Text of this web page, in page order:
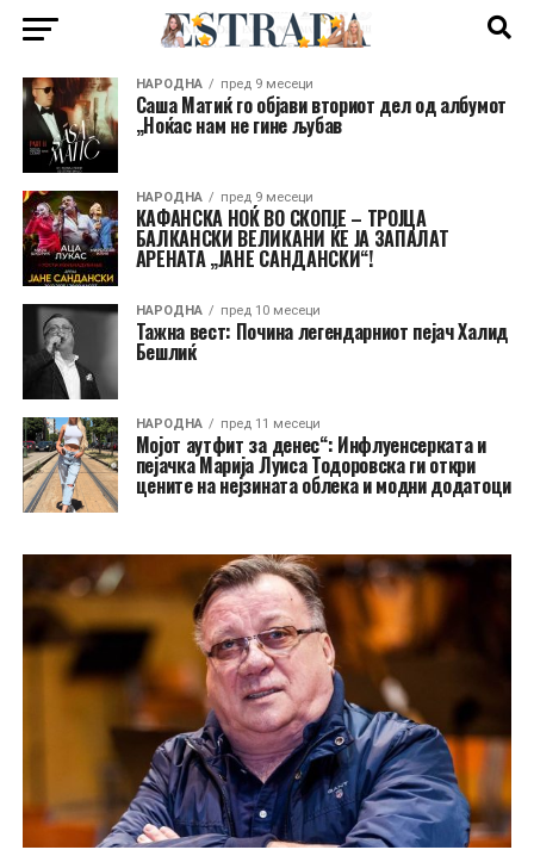
НАРОДНА пред 9 месеци
Саша Матиќ го објави вториот дел од албумот
„Ноќас нам не гине љубав
НАРОДНА пред 9 месеци
КАФАНСКА НОЌ ВО СКОПЈЕ – ТРОЈЦА
БАЛКАНСКИ ВЕЛИКАНИ ЌЕ ЈА ЗАПАЛАТ
АРЕНАТА „ЈАНЕ САНДАНСКИ“!
НАРОДНА пред 10 месеци
Тажна вест: Почина легендарниот пејач Халид
Бешлиќ
НАРОДНА пред 11 месеци
Мојот аутфит за денес“: Инфлуенсерката и
пејачка Марија Луиса Тодоровска ги откри
цените на нејзината облека и модни додатоци